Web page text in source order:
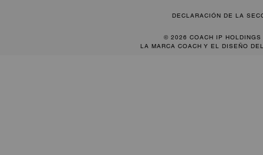
DECLARACIÓN DE LA
© 2026 COACH IP HOLDINGS
LA MARCA COACH Y EL DISEÑO